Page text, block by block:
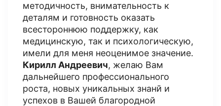
методичность, внимательность к
деталям и готовность оказать
всестороннюю поддержку, как
медицинскую, так и психологическую,
имели для меня неоценимое значение.
Кирилл Андреевич, желаю Вам
дальнейшего профессионального
роста, новых уникальных знанй и
успехов в Вашей благородной